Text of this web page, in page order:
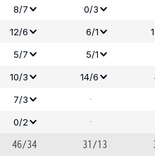
8/7
0/3
12/6 6/1
5/7 5/1
10/3 14/6
7/3 -
0/2
-
46/34 31/13